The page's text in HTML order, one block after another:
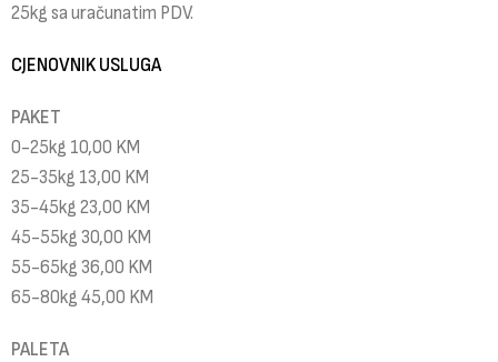
25kg sa uračunatim PDV.
CJENOVNIK USLUGA
PAKET
0-25kg 10,00 KM
25-35kg 13,00 KM
35-45kg 23,00 KM
45-55kg 30,00 KM
55-65kg 36,00 KM
65-80kg 45,00 KM
PALETA